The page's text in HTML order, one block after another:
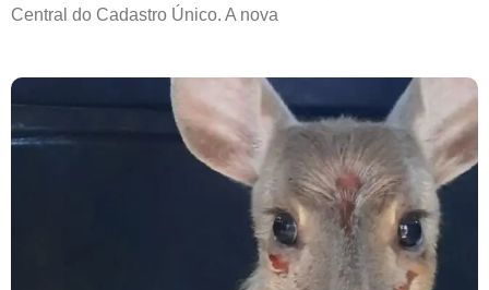
Central do Cadastro Único. A nova